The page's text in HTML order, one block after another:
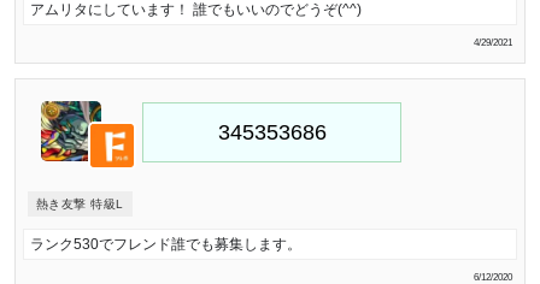
アムリタにしています！ 誰でもいいのでどうぞ(^^)
4/29/2021
熱き友撃 特級L
ランク530でフレンド誰でも募集します。
6/12/2020